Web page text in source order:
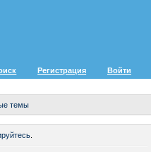
Регистрация Войти
темы
.